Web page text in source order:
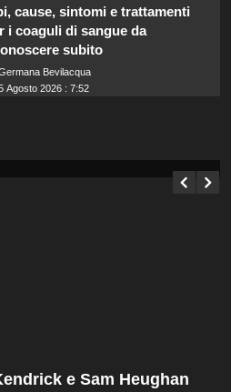
cause, sintomi e trattamenti
i coaguli di sangue da
subito
Bevilacqua
Agosto 2026 : 7:52
operai: concorso per
in Umbria.
e Sam Heughan